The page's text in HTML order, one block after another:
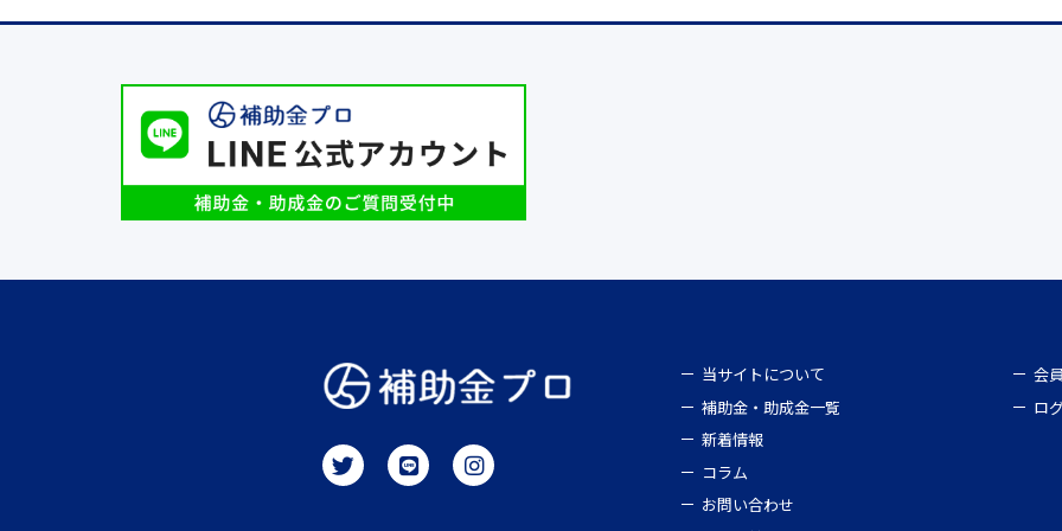
当サイトについて
補助金・助成金一覧
新着情報
コラム
お問い合わせ
会
ロ